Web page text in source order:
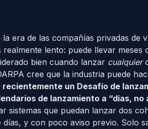
era de las compañías privadas de
lento: puede llevar
bien cuando lanzar cualquier
cree que la industria puede
recientemente un Desafío de
de lanzamiento a “días, no
sistemas que puedan lanzar dos
días, y con poco aviso previo. Solo